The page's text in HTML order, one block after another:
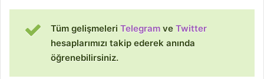
Tüm gelişmeleri Telegram ve Twitter
hesaplarımızı takip ederek anında
öğrenebilirsiniz.